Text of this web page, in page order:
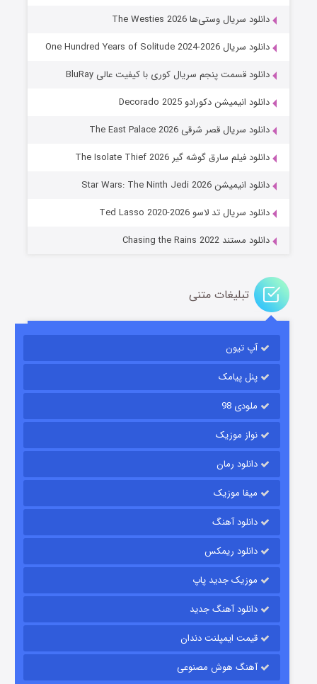
جادوگری در مغولستان
قسمت ۱۴ (زیرنویس) منتشر شد
قسمت
دانلود سریال وستی‌ها The Westies 2026
دانلود سریال One Hundred Years of Solitude 2024-2026
دانلود قسمت پنجم سریال کوری با کیفیت عالی BluRay
دانلود انیمیشن دکورادو Decorado 2025
دانلود سریال قصر شرقی The East Palace 2026
دانلود فیلم سارق گوشه گیر The Isolate Thief 2026
دانلود انیمیشن Star Wars: The Ninth Jedi 2026
دانلود سریال تد لاسو Ted Lasso 2020-2026
دانلود مستند Chasing the Rains 2022
تبلیغات متنی
آپ تیون
پنل پیامک
ملودی 98
نواز موزیک
دانلود رمان
میفا موزیک
دانلود آهنگ
دانلود ریمکس
موزیک جدید پاپ
دانلود آهنگ جدید
قیمت ایمپلنت دندان
آهنگ هوش مصنوعی